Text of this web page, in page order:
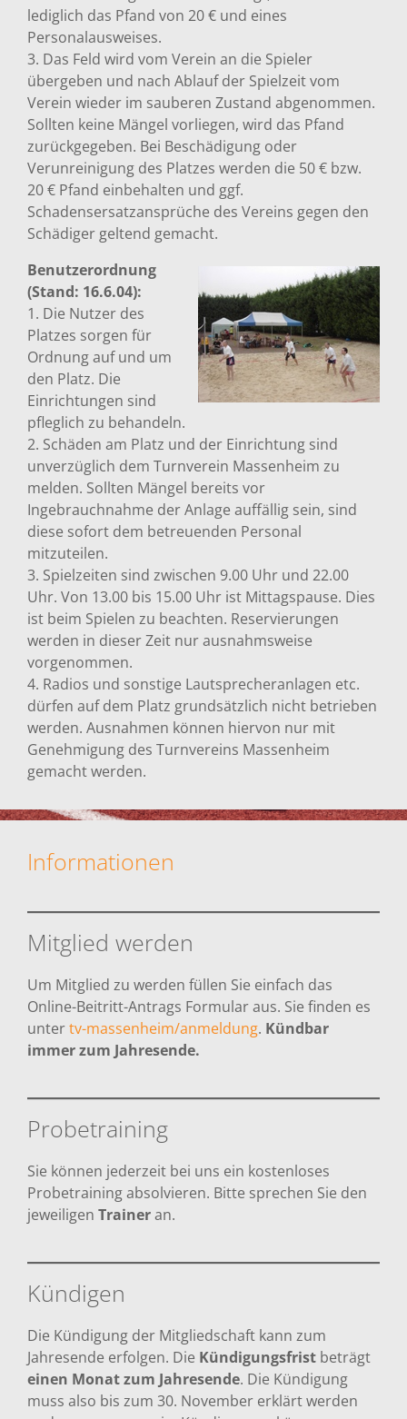
lediglich das Pfand von 20 € und eines
Personalausweises.
3. Das Feld wird vom Verein an die Spieler
übergeben und nach Ablauf der Spielzeit vom
Verein wieder im sauberen Zustand abgenommen.
Sollten keine Mängel vorliegen, wird das Pfand
zurückgegeben. Bei Beschädigung oder
Verunreinigung des Platzes werden die 50 € bzw.
20 € Pfand einbehalten und ggf.
Schadensersatzansprüche des Vereins gegen den
Schädiger geltend gemacht.
Benutzerordnung
(Stand: 16.6.04):
1. Die Nutzer des
Platzes sorgen für
Ordnung auf und um
den Platz. Die
Einrichtungen sind
pfleglich zu behandeln.
2. Schäden am Platz und der Einrichtung sind
unverzüglich dem Turnverein Massenheim zu
melden. Sollten Mängel bereits vor
Ingebrauchnahme der Anlage auffällig sein, sind
diese sofort dem betreuenden Personal
mitzuteilen.
3. Spielzeiten sind zwischen 9.00 Uhr und 22.00
Uhr. Von 13.00 bis 15.00 Uhr ist Mittagspause. Dies
ist beim Spielen zu beachten. Reservierungen
werden in dieser Zeit nur ausnahmsweise
vorgenommen.
4. Radios und sonstige Lautsprecheranlagen etc.
dürfen auf dem Platz grundsätzlich nicht betrieben
werden. Ausnahmen können hiervon nur mit
Genehmigung des Turnvereins Massenheim
gemacht werden.
Informationen
Mitglied werden
Um Mitglied zu werden füllen Sie einfach das
Online-Beitritt-Antrags Formular aus. Sie finden es
untertv-massenheim/anmeldung. Kündbar
immer zum Jahresende.
Probetraining
Sie können jederzeit bei uns ein kostenloses
Probetraining absolvieren. Bitte sprechen Sie den
jeweiligen Traineran.
Kündigen
Die Kündigung der Mitgliedschaft kann zum
Jahresende erfolgen. Die Kündigungsfrist beträgt
einen Monat zum Jahresende. Die Kündigung
muss also bis zum 30. November erklärt werden